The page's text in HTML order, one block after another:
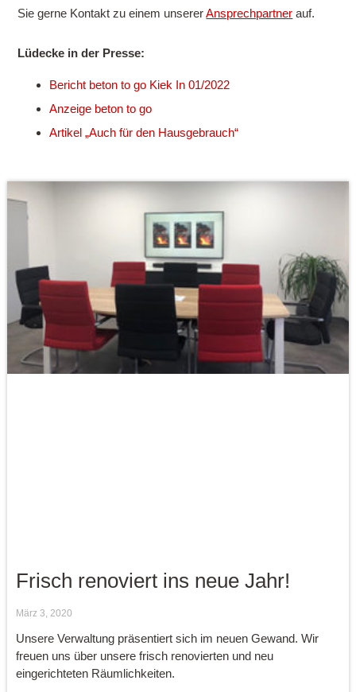
Sie gerne Kontakt zu einem unsererAnsprechpartner auf.
Lüdecke in der Presse:
Bericht beton to go Kiek In 01/2022
Anzeige beton to go
Artikel „Auch für den Hausgebrauch“
Frisch renoviert ins neue Jahr!
März 3, 2020
Unsere Verwaltung präsentiert sich im neuen Gewand. Wir
freuen uns über unsere frisch renovierten und neu
eingerichteten Räumlichkeiten.